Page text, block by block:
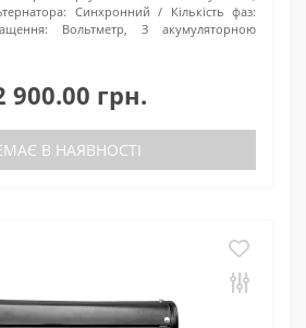
Синхронний
Кількість фаз:
Вольтметр, З акумуляторною
900.00 грн.
В НАЯВНОСТІ